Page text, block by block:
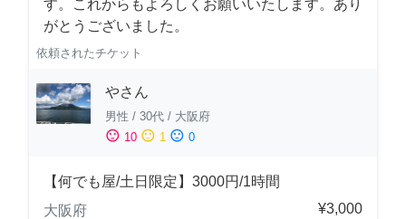
す。これからもよろしくお願いいたします。あり
がとうございました。
依頼されたチケット
やさん
男性 / 30代 / 大阪府
sentiment_satisfied 10 sentiment_neutral 1 sentiment_dissatisfied 0
【何でも屋/土日限定】3000円/1時間
大阪府
¥3,000